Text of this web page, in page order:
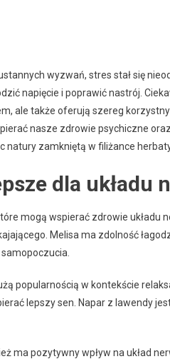
wyzwań, stres stał się
napięcie i poprawić nastrój.
ale także oferują szereg
nasze zdrowie psychiczne
natury zamkniętą w filiżance
dla układu
mogą wspierać zdrowie układu
Melisa ma zdolność
popularnością w kontekście
lepszy sen. Napar z lawendy
ma pozytywny wpływ na układ